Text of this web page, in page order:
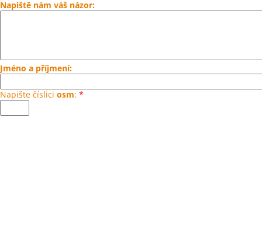
Napiště nám váš názor:
Jméno a příjmení:
Napište číslici osm: *